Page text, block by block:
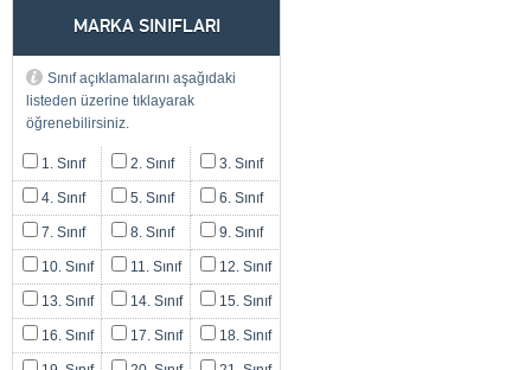
MARKA SINIFLARI
Sınıf açıklamalarını aşağıdaki
listeden üzerine tıklayarak
öğrenebilirsiniz.
1. Sınıf 2. Sınıf 3. Sınıf
4. Sınıf 5. Sınıf 6. Sınıf
7. Sınıf 8. Sınıf 9. Sınıf
10. Sınıf 11. Sınıf 12. Sınıf
13. Sınıf 14. Sınıf 15. Sınıf
16. Sınıf 17. Sınıf 18. Sınıf